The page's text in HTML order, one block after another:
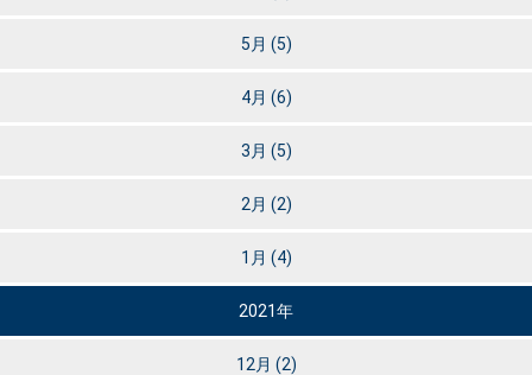
5月 (5)
4月 (6)
3月 (5)
2月 (2)
1月 (4)
2021年
12月 (2)